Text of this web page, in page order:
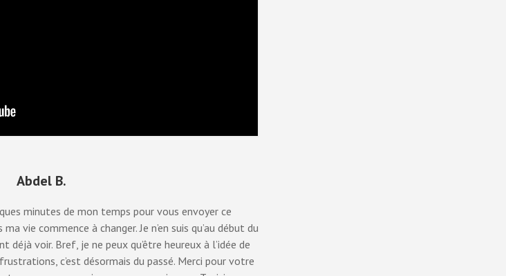
Abdel B.
minutes de mon temps pour vous envoyer ce
vie commence à changer. Je n’en suis qu’au début du
voir. Bref, je ne peux qu’être heureux à l’idée de
c’est désormais du passé. Merci pour votre